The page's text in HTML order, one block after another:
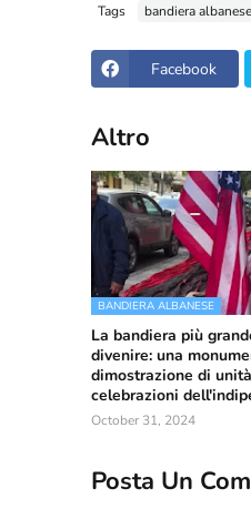
Tags bandiera albanese
Facebook
Altro
BANDIERA ALBANESE
La bandiera più
divenire: una
dimostrazione di
celebrazioni
October 31, 2024
Posta Un